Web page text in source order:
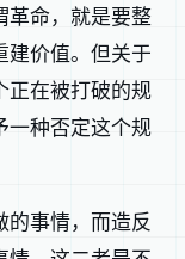
革命，就是要整
建价值。但关于
正在被打破的规
一种否定这个规
的事情，而造反